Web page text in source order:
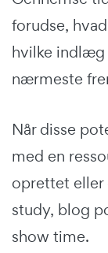
forudse,
hvilke indlæg
nærmeste
Når disse
med en
oprettet eller
study, blog
show time.